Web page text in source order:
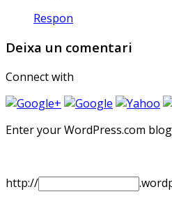
Respon
Deixa un comentari
Connect with
Enter your WordPress.com
http://